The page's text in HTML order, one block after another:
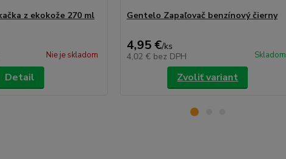
z ekokože 270 ml
Nie je skladom
Detail
Gentelo Zapaľovač benzínový čierny
4,95 €/ks
4,02 € bez DPH Skladom
Zvoliť variant